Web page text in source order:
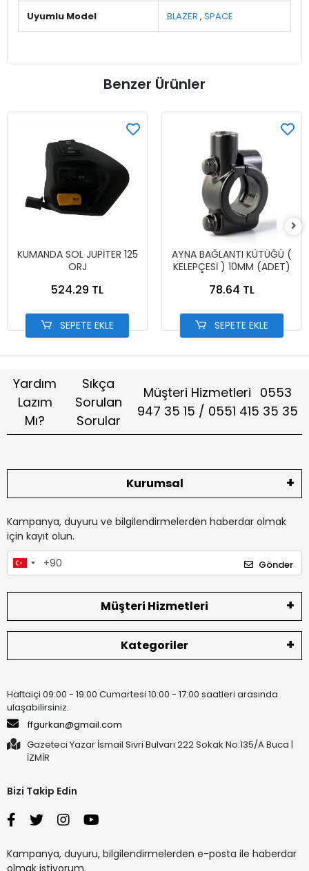
Uyumlu Model BLAZER , SPACE
Benzer Ürünler
KUMANDA SOL JUPİTER 125
ORJ
524.29 TL
SEPETE EKLE
AYNA BAĞLANTI KÜTÜĞÜ (
KELEPÇESİ ) 10MM (ADET)
78.64 TL
SEPETE EKLE
Yardım
Lazım
Mı?
Sıkça
Sorulan
Sorular
Müşteri Hizmetleri 0553
947 35 15 / 0551 415 35 35
Kurumsal
Kampanya, duyuru ve bilgilendirmelerden haberdar olmak
için kayıt olun.
Gönder
Müşteri Hizmetleri
Kategoriler
Haftaiçi 09:00 - 19:00 Cumartesi 10:00 - 17:00 saatleri arasında
ulaşabilirsiniz.
ffgurkan@gmail.com
Gazeteci Yazar İsmail Sivri Bulvarı 222 Sokak No:135/A Buca |
İZMİR
Bizi Takip Edin
Kampanya, duyuru, bilgilendirmelerden e-posta ile haberdar
olmak istiyorum.